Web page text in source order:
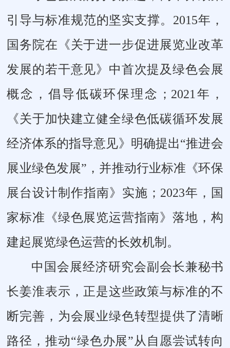
引导与标准规范的坚实支撑。2015年，
国务院在《关于进一步促进展览业改革
发展的若干意见》中首次提及绿色会展
概念，倡导低碳环保理念；2021年，
《关于加快建立健全绿色低碳循环发展
经济体系的指导意见》明确提出“推进会
展业绿色发展”，并推动行业标准《环保
展台设计制作指南》实施；2023年，国
家标准《绿色展览运营指南》落地，构
建起展览绿色运营的长效机制。
中国会展经济研究会副会长兼秘书
长姜淮表示，正是这些政策与标准的不
断完善，为会展业绿色转型提供了清晰
路径，推动“绿色办展”从自愿尝试转向